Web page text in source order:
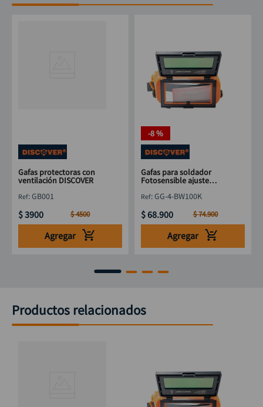
Gafas protectoras con
ventilación DISCOVER
:GB001
$3900 $4500
Agregar
-8 %
Gafas para soldador
Fotosensible ajuste
:GG-4-BW100K
$68.900 $74.900
Agregar
Productos relacionados